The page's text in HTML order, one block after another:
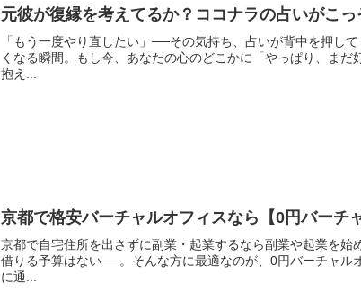
元彼が復縁を考えてるか？ココナラの占いがこっ
「もう一度やり直したい」──その気持ち、占いが背中を押し
くなる瞬間。もし今、あなたの心のどこかに「やっぱり、ま
抱え...
京都で格安バーチャルオフィスなら【0円バーチ
京都で自宅住所を出さずに副業・起業するなら副業や起業を
借りる予算はない──。そんな方に最適なのが、0円バーチャ
に通...